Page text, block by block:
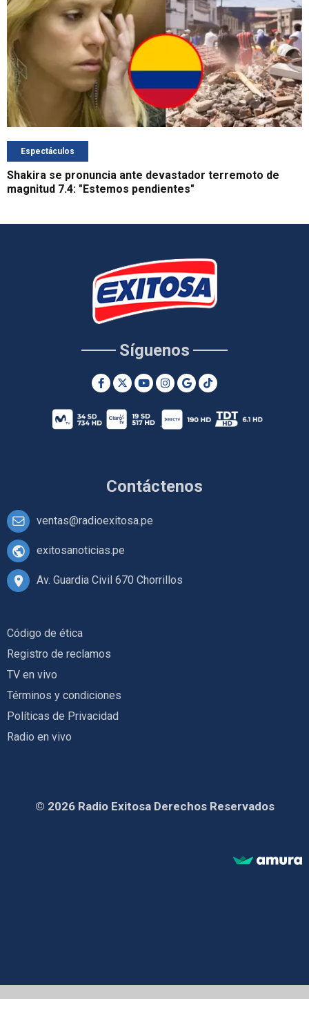
Espectáculos
Shakira se pronuncia ante devastador terremoto de
magnitud 7.4: "Estemos pendientes"
Contáctenos
ventas@radioexitosa.pe
exitosanoticias.pe
Av. Guardia Civil 670 Chorrillos
Síguenos
Código de ética
Registro de reclamos
TV en vivo
Términos y condiciones
Políticas de Privacidad
Radio en vivo
© 2026 Radio Exitosa Derechos Reservados